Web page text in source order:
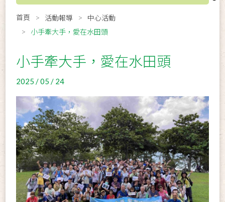
首頁 活動報導
中心活動
小手牽大手，愛在水田頭
小手牽大手，愛在水田頭
2025 / 05 / 24